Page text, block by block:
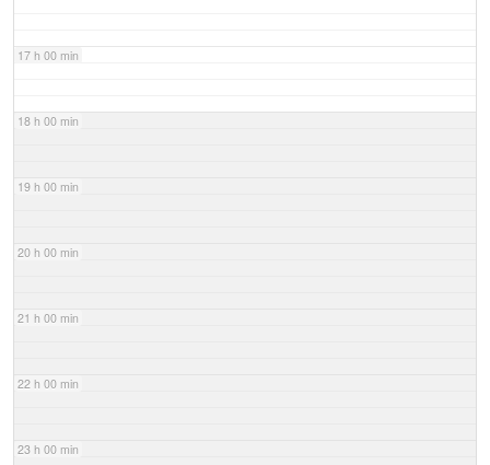
17 h 00 min
18 h 00 min
19 h 00 min
20 h 00 min
21 h 00 min
22 h 00 min
23 h 00 min